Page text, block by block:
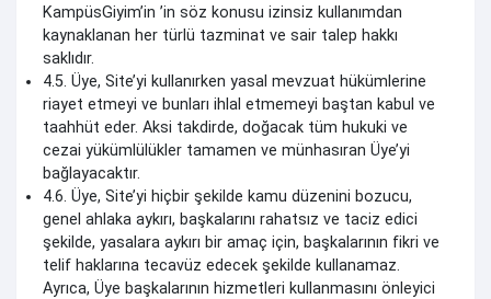
KampüsGiyim’in ’in söz konusu izinsiz kullanımdan
kaynaklanan her türlü tazminat ve sair talep hakkı
saklıdır.
4.5. Üye, Site’yi kullanırken yasal mevzuat hükümlerine
riayet etmeyi ve bunları ihlal etmemeyi baştan kabul ve
taahhüt eder. Aksi takdirde, doğacak tüm hukuki ve
cezai yükümlülükler tamamen ve münhasıran Üye’yi
bağlayacaktır.
4.6. Üye, Site’yi hiçbir şekilde kamu düzenini bozucu,
genel ahlaka aykırı, başkalarını rahatsız ve taciz edici
şekilde, yasalara aykırı bir amaç için, başkalarının fikri ve
telif haklarına tecavüz edecek şekilde kullanamaz.
Ayrıca, Üye başkalarının hizmetleri kullanmasını önleyici